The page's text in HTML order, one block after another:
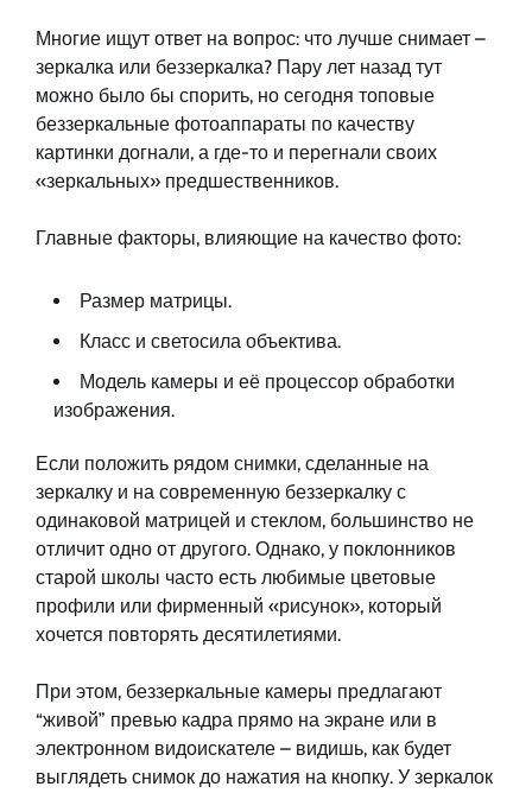
Многие ищут ответ на вопрос: что лучше снимает –
зеркалка или беззеркалка? Пару лет назад тут
можно было бы спорить, но сегодня топовые
беззеркальные фотоаппараты по качеству
картинки догнали, а где-то и перегнали своих
«зеркальных» предшественников.
Главные факторы, влияющие на качество фото:
Размер матрицы.
Класс и светосила объектива.
Модель камеры и её процессор обработки
изображения.
Если положить рядом снимки, сделанные на
зеркалку и на современную беззеркалку с
одинаковой матрицей и стеклом, большинство не
отличит одно от другого. Однако, у поклонников
старой школы часто есть любимые цветовые
профили или фирменный «рисунок», который
хочется повторять десятилетиями.
При этом, беззеркальные камеры предлагают
“живой” превью кадра прямо на экране или в
электронном видоискателе – видишь, как будет
выглядеть снимок до нажатия на кнопку. У зеркалок